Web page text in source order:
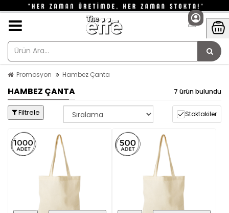
Promosyon Hambez Çanta
HAMBEZ ÇANTA 7 ürün bulundu
Filtrele Stoktakiler